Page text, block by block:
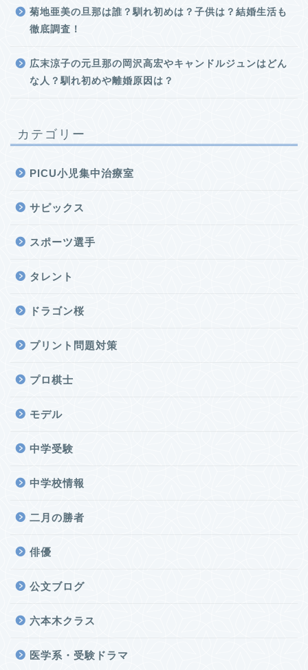
菊地亜美の旦那は誰？馴れ初めは？子供は？結婚生活も
徹底調査！
広末涼子の元旦那の岡沢高宏やキャンドルジュンはどん
な人？馴れ初めや離婚原因は？
カテゴリー
PICU小児集中治療室
サピックス
スポーツ選手
タレント
ドラゴン桜
プリント問題対策
プロ棋士
モデル
中学受験
中学校情報
二月の勝者
俳優
公文ブログ
六本木クラス
医学系・受験ドラマ